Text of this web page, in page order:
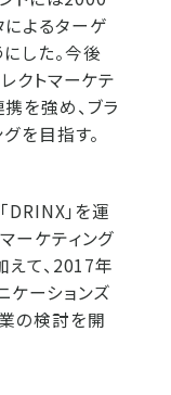
よるターゲ
した。今後
クトマーケテ
を強め、ブラ
を目指す。
DRINX」を運
ーケティング
えて、2017年
ケーションズ
の検討を開